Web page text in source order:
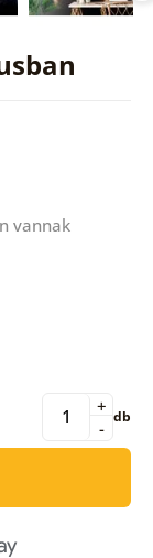
vannak
-
+ db